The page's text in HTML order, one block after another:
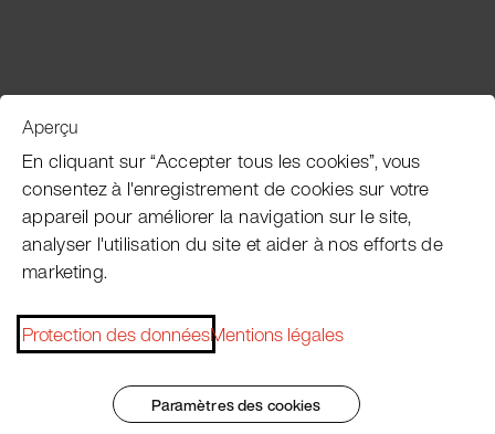
Service clientèle
Subscribe Pacojet Newsletter
Would you like to be regularly updated on news, event
Aperçu
En cliquant sur “Accepter tous les cookies”, vous
consentez à l'enregistrement de cookies sur votre
appareil pour améliorer la navigation sur le site,
analyser l'utilisation du site et aider à nos efforts de
marketing.
Protection des donnéesMentions légales
Paramètres des cookies